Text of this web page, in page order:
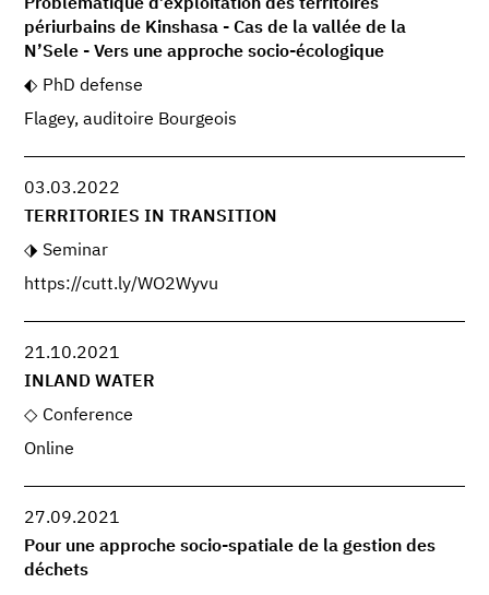
Problématique d’exploitation des territoires
périurbains de Kinshasa - Cas de la vallée de la
N’Sele - Vers une approche socio-écologique
PhD defense
Flagey, auditoire Bourgeois
03.03.2022
TERRITORIES IN TRANSITION
Seminar
https://cutt.ly/WO2Wyvu
21.10.2021
INLAND WATER
Conference
Online
27.09.2021
Pour une approche socio-spatiale de la gestion des
déchets